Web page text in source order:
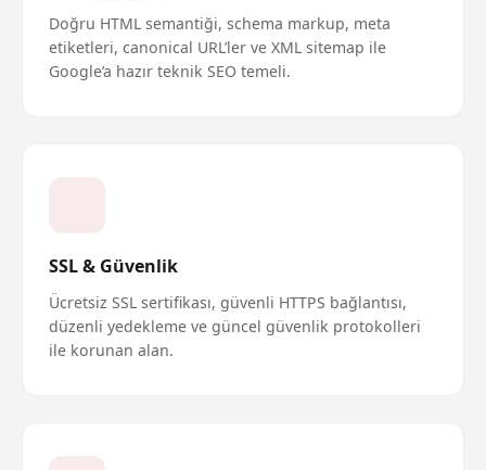
Doğru HTML semantiği, schema markup, meta
etiketleri, canonical URL’ler ve XML sitemap ile
Google’a hazır teknik SEO temeli.
SSL & Güvenlik
Ücretsiz SSL sertifikası, güvenli HTTPS bağlantısı,
düzenli yedekleme ve güncel güvenlik protokolleri
ile korunan alan.